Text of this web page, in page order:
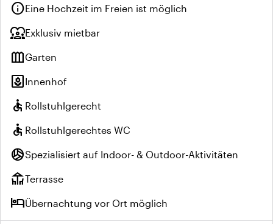
infoEine Hochzeit im Freien ist möglich
diversity_1Exklusiv mietbar
outdoor_gardenGarten
yardInnenhof
accessible Rollstuhlgerecht
accessible Rollstuhlgerechtes WC
sports_volleyballSpezialisiert auf Indoor- & Outdoor-Aktivitäten
deckTerrasse
hotelÜbernachtung vor Ort möglich